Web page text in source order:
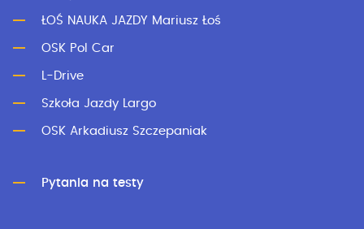
ŁOŚ NAUKA JAZDY Mariusz Łoś
OSK Pol Car
L-Drive
Szkoła Jazdy Largo
OSK Arkadiusz Szczepaniak
Pytania na testy